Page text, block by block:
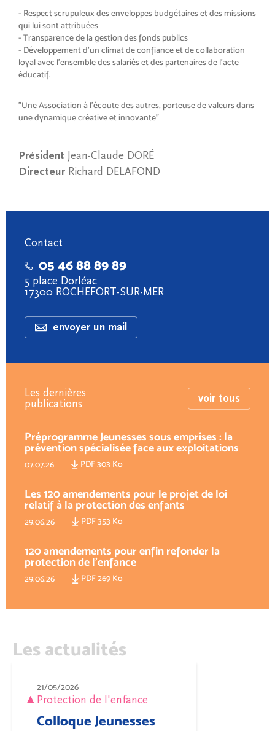
- Respect scrupuleux des enveloppes budgétaires et des missions
qui lui sont attribuées
- Transparence de la gestion des fonds publics
- Développement d'un climat de confiance et de collaboration
loyal avec l'ensemble des salariés et des partenaires de l'acte
éducatif.
"Une Association à l'écoute des autres, porteuse de valeurs dans
une dynamique créative et innovante"
Président Jean-Claude DORÉ
Directeur Richard DELAFOND
Contact
05 46 88 89 89
5 place Dorléac
17300 ROCHEFORT-SUR-MER
envoyer un mail
Les dernières
publications
voir tous
Préprogramme Jeunesses sous emprises : la
prévention spécialisée face aux exploitations
07.07.26 PDF 303 Ko
Les 120 amendements pour le projet de loi
relatif à la protection des enfants
29.06.26 PDF 353 Ko
120 amendements pour enfin refonder la
protection de l'enfance
29.06.26 PDF 269 Ko
Les actualités
21/05/2026
Protection de l'enfance
Colloque Jeunesses